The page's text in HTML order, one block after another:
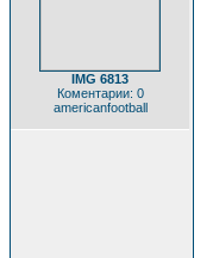
IMG 6813
Коментарии: 0
americanfootball